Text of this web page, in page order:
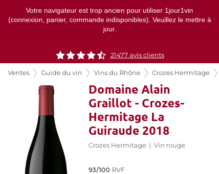
Votre navigateur est trop ancien pour utiliser 1jour1vin
(connexion, panier, commande indisponibles). Veuillez le mettre à
jour.
21477 avis clients
Ventes Guide du vin Vins du Rhône Crozes Hermitage
Domaine Alain
Graillot - Crozes-
Hermitage La
Guiraude 2018
Crozes Hermitage | Vin rouge
93/100 RVF